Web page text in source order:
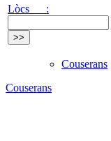
Lòcs :
Couserans
Couserans